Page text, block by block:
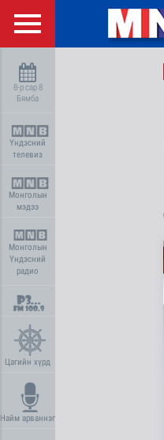
8-р сар 8
Бямба
Үндэсний
телевиз
Монголын
мэдээ
Монголын
Үндэсний
радио
Цагийн хүрд
Найм арваннэг